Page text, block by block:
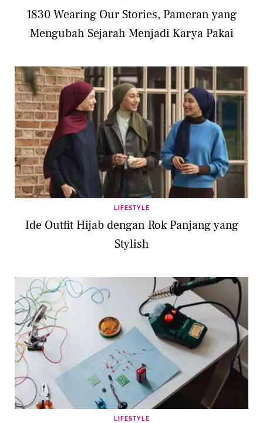
1830 Wearing Our Stories, Pameran yang
Mengubah Sejarah Menjadi Karya Pakai
LIFESTYLE
Ide Outfit Hijab dengan Rok Panjang yang
Stylish
LIFESTYLE